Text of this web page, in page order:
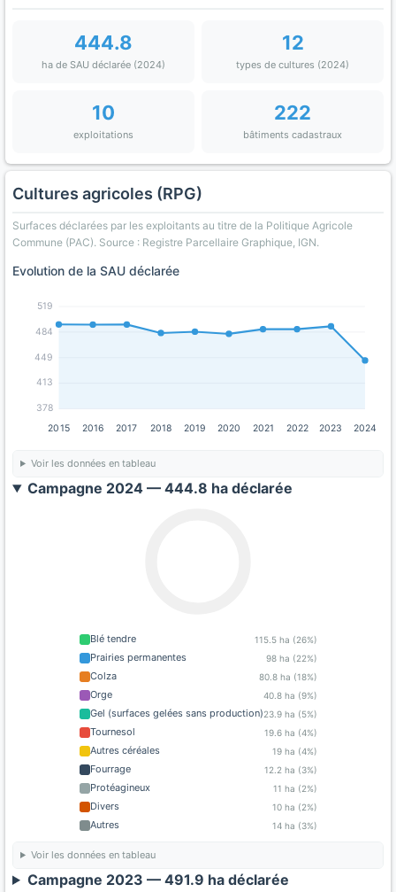
444.8
ha de SAU déclarée (2024)
12
types de cultures (2024)
10
exploitations
222
bâtiments cadastraux
Cultures agricoles (RPG)
Surfaces déclarées par les exploitants au titre de la Politique Agricole
Commune (PAC). Source : Registre Parcellaire Graphique, IGN.
Evolution de la SAU déclarée
378
413
449
484
519
2015 2016 2017 2018 2019 2020 2021 2022 2023 2024
Voir les données en tableau
Campagne 2024 — 444.8 ha déclarée
Blé tendre 115.5 ha (26%)
Prairies permanentes 98 ha (22%)
Colza 80.8 ha (18%)
Orge 40.8 ha (9%)
Gel (surfaces gelées sans production)23.9 ha (5%)
Tournesol 19.6 ha (4%)
Autres céréales 19 ha (4%)
Fourrage 12.2 ha (3%)
Protéagineux 11 ha (2%)
Divers 10 ha (2%)
Autres 14 ha (3%)
Voir les données en tableau
Campagne 2023 — 491.9 ha déclarée